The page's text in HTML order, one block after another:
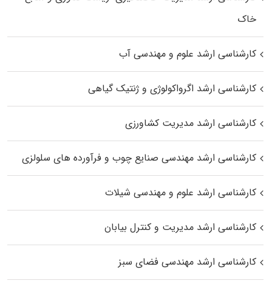
خاک
کارشناسی ارشد علوم و مهندسی آب
کارشناسی ارشد اگرواکولوژی و ژنتیک گیاهی
کارشناسی ارشد مدیریت کشاورزی
کارشناسی ارشد مهندسی صنایع چوب و فرآورده‌ های سلولزی
کارشناسی ارشد علوم و مهندسی شیلات
کارشناسی ارشد مدیریت و کنترل بیابان
کارشناسی ارشد مهندسی فضای سبز